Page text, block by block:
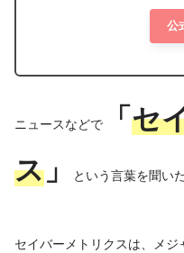
公
ニュースなどで 「 セ
ス 」 という言葉を聞い
セイバーメトリクスは、メ